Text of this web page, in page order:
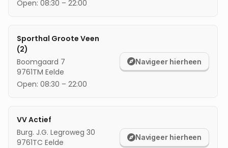
Open: 08:30 – 22:00
Sporthal Groote Veen
(2)
Boomgaard 7
9761TM Eelde
Open: 08:30 – 22:00
Navigeer hierheen
VV Actief
Burg. J.G. Legroweg 30
9761TC Eelde
Navigeer hierheen